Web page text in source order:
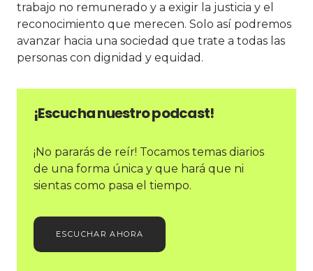
trabajo no remunerado y a exigir la justicia y el
reconocimiento que merecen. Solo así podremos
avanzar hacia una sociedad que trate a todas las
personas con dignidad y equidad.
¡Escucha nuestro podcast!
¡No pararás de reír! Tocamos temas diarios
de una forma única y que hará que ni
sientas como pasa el tiempo.
ESCUCHAR AHORA